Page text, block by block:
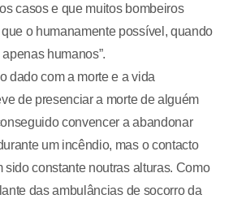
casos e que muitos bombeiros
o humanamente possível, quando
humanos”.
dado com a morte e a vida
de presenciar a morte de alguém
convencer a abandonar
um incêndio, mas o contacto
sido constante noutras alturas. Como
das ambulâncias de socorro da